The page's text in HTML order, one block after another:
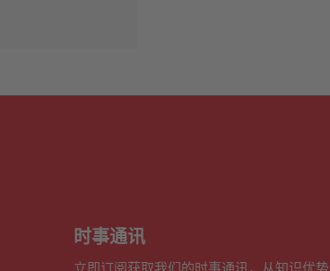
时事通讯
立即订阅获取我们的时事通讯，从知识优势